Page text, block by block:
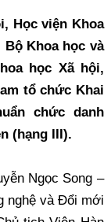
Học viện Khoa
Khoa học và
học Xã hội,
tổ chức Khai
chức danh
(hạng III).
Ngọc Song –
nghệ và Đổi mới